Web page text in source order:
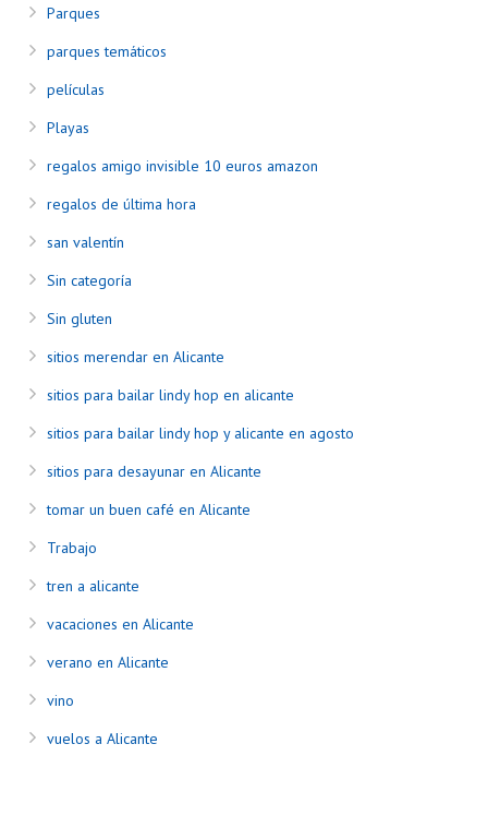
Parques
parques temáticos
películas
Playas
regalos amigo invisible 10 euros amazon
regalos de última hora
san valentín
Sin categoría
Sin gluten
sitios merendar en Alicante
sitios para bailar lindy hop en alicante
sitios para bailar lindy hop y alicante en agosto
sitios para desayunar en Alicante
tomar un buen café en Alicante
Trabajo
tren a alicante
vacaciones en Alicante
verano en Alicante
vino
vuelos a Alicante